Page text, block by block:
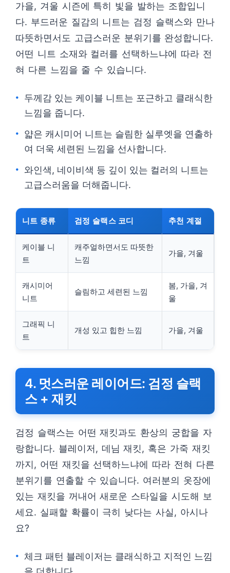
가을, 겨울 시즌에 특히 빛을 발하는 조합입니
다. 부드러운 질감의 니트는 검정 슬랙스와 만나
따뜻하면서도 고급스러운 분위기를 완성합니다.
어떤 니트 소재와 컬러를 선택하느냐에 따라 전
혀 다른 느낌을 줄 수 있습니다.
두께감 있는 케이블 니트는 포근하고 클래식한
느낌을 줍니다.
얇은 캐시미어 니트는 슬림한 실루엣을 연출하
여 더욱 세련된 느낌을 선사합니다.
와인색, 네이비색 등 깊이 있는 컬러의 니트는
고급스러움을 더해줍니다.
니트 종류 검정 슬랙스 코디 추천 계절
케이블 니
트
캐주얼하면서도 따뜻한
느낌
가을, 겨울
캐시미어
니트
슬림하고 세련된 느낌
봄, 가을, 겨
울
그래픽 니
트
개성 있고 힙한 느낌 가을, 겨울
4. 멋스러운 레이어드: 검정 슬랙
스 + 재킷
검정 슬랙스는 어떤 재킷과도 환상의 궁합을 자
랑합니다. 블레이저, 데님 재킷, 혹은 가죽 재킷
까지, 어떤 재킷을 선택하느냐에 따라 전혀 다른
분위기를 연출할 수 있습니다. 여러분의 옷장에
있는 재킷을 꺼내어 새로운 스타일을 시도해 보
세요. 실패할 확률이 극히 낮다는 사실, 아시나
요?
체크 패턴 블레이저는 클래식하고 지적인 느낌